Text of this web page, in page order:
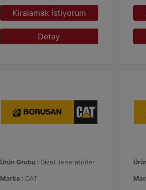
Kiralamak İstiyorum
Detay
Ürün Grubu : Dizel Jeneratörler
Marka : CAT